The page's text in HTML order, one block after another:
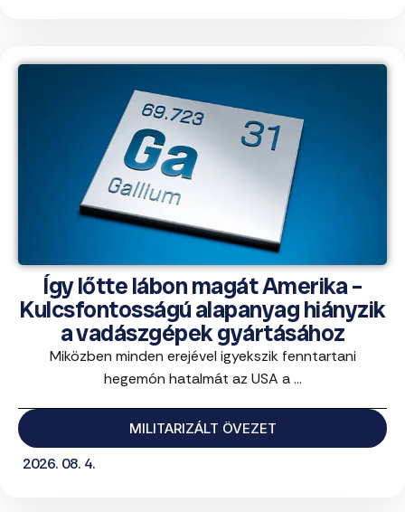
Így lőtte lábon magát Amerika –
Kulcsfontosságú alapanyag hiányzik
a vadászgépek gyártásához
Miközben minden erejével igyekszik fenntartani
hegemón hatalmát az USA a ...
MILITARIZÁLT ÖVEZET
2026. 08. 4.